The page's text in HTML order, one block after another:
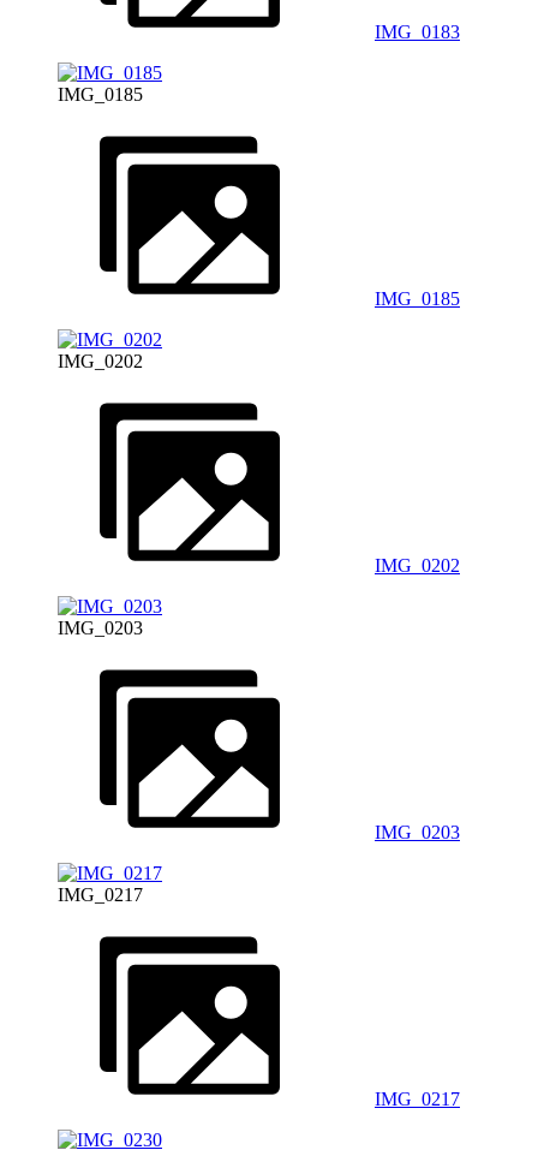
IMG_0183
IMG_0185
IMG_0185
IMG_0202
IMG_0202
IMG_0203
IMG_0203
IMG_0217
IMG_0217